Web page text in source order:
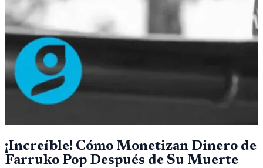
¡Increíble! Cómo Monetizan Dinero de
Farruko Pop Después de Su Muerte